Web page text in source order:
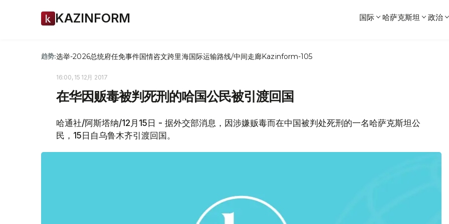
KAZINFORM 国际 哈萨克斯坦 政治
趋势:选举-2026总统府任免事件国情咨文跨里海国际运输路线/中间走廊Kazinform-105
16:00, 15 12月 2017
在华因贩毒被判死刑的哈国公民被引渡回国
哈通社/阿斯塔纳/12月15日 - 据外交部消息，因涉嫌贩毒而在中国被判处死刑的一名哈萨克斯坦公
民，15日自乌鲁木齐引渡回国。